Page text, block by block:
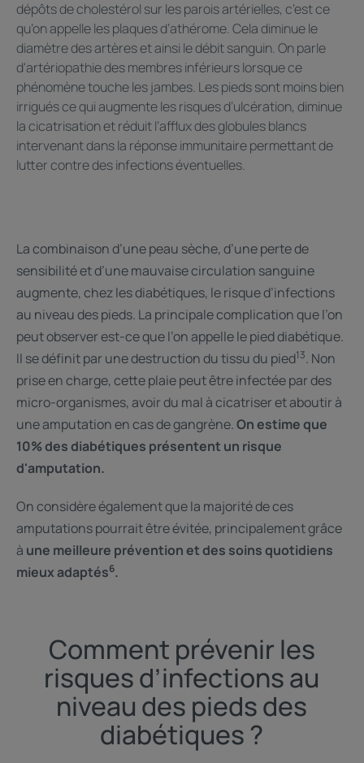
dépôts de cholestérol sur les parois artérielles, c’est ce
qu’on appelle les plaques d’athérome. Cela diminue le
diamètre des artères et ainsi le débit sanguin. On parle
d'artériopathie des membres inférieurs lorsque ce
phénomène touche les jambes. Les pieds sont moins bien
irrigués ce qui augmente les risques d’ulcération, diminue
la cicatrisation et réduit l’afflux des globules blancs
intervenant dans la réponse immunitaire permettant de
lutter contre des infections éventuelles.
La combinaison d’une peau sèche, d’une perte de
sensibilité et d’une mauvaise circulation sanguine
augmente, chez les diabétiques, le risque d’infections
au niveau des pieds. La principale complication que l’on
peut observer est-ce que l’on appelle le pied diabétique.
Il se définit par une destruction du tissu du pied13. Non
prise en charge, cette plaie peut être infectée par des
micro-organismes, avoir du mal à cicatriser et aboutir à
une amputation en cas de gangrène.On estime que
10% des diabétiques présentent un risque
d'amputation.
On considère également que la majorité de ces
amputations pourrait être évitée, principalement grâce
à une meilleure prévention et des soins quotidiens
mieux adaptés6.
Comment prévenir les
risques d’infections au
niveau des pieds des
diabétiques ?